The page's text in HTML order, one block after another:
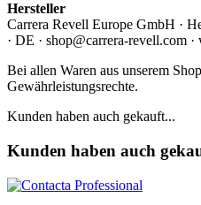
Hersteller
Carrera Revell Europe GmbH ·
· DE · shop@carrera-revell.com
Bei allen Waren aus unserem
Gewährleistungsrechte.
Kunden haben auch gekauft...
Kunden haben auch